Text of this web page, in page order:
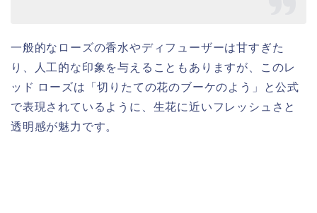
一般的なローズの香水やディフューザーは甘すぎた
り、人工的な印象を与えることもありますが、このレ
ッド ローズは「切りたての花のブーケのよう」と公式
で表現されているように、生花に近いフレッシュさと
透明感が魅力です。